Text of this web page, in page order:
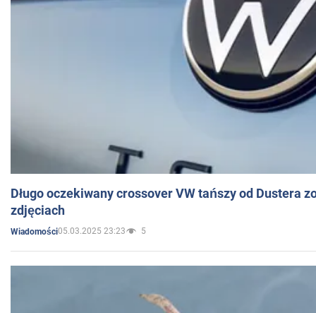
Długo oczekiwany crossover VW tańszy od Dustera
zdjęciach
Wiadomości05.03.2025 23:23 5